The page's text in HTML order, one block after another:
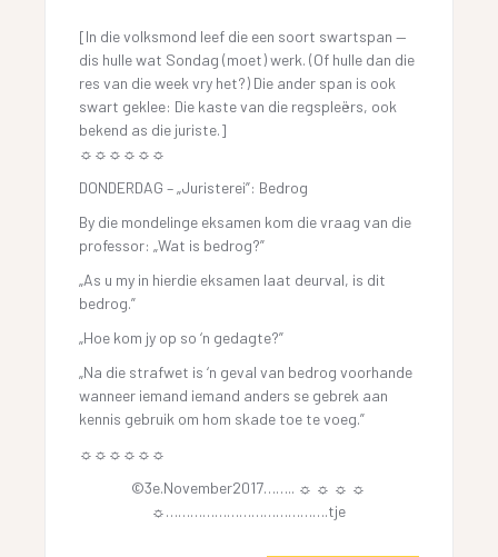
[In die volksmond leef die een soort swartspan —
dis hulle wat Sondag (moet) werk. (Of hulle dan die
res van die week vry het?) Die ander span is ook
swart geklee: Die kaste van die regspleërs, ook
bekend as die juriste.]
☼☼☼☼☼☼
DONDERDAG – „Juristerei”: Bedrog
By die mondelinge eksamen kom die vraag van die
professor: „Wat is bedrog?”
„As u my in hierdie eksamen laat deurval, is dit
bedrog.”
„Hoe kom jy op so ‘n gedagte?”
„Na die strafwet is ‘n geval van bedrog voorhande
wanneer iemand iemand anders se gebrek aan
kennis gebruik om hom skade toe te voeg.”
☼☼☼☼☼☼
©3e.November2017…….. ☼ ☼ ☼ ☼
☼………………………………….tje